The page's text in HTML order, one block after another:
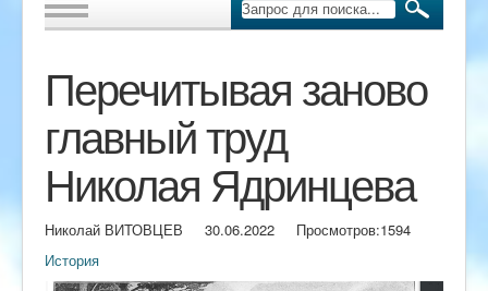
Перечитывая заново
главный труд
Николая Ядринцева
Николай ВИТОВЦЕВ 30.06.2022 Просмотров:1594
История